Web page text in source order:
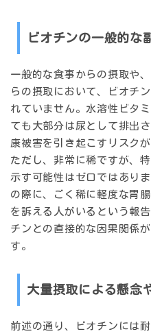
ビオチンの一般的な
一般的な食事からの摂取や
らの摂取において、ビオチ
れていません。水溶性ビタ
ても大部分は尿として排出
康被害を引き起こすリスク
ただし、非常に稀ですが、
示す可能性はゼロではあり
の際に、ごく稀に軽度な胃
を訴える人がいるという報
チンとの直接的な因果関係
す。
大量摂取による懸念
前述の通り、ビオチンには